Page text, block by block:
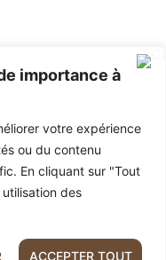
importance à
votre expérience
ou du contenu
En cliquant sur "Tout
des
ACCEPTER TOUT
- 66400 OMS